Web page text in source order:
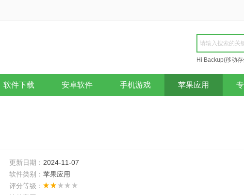
Hi Backup(移动
Repair
软件下载 安卓软件 手机游戏 苹果应用
更新日期： 2024-11-07
软件类别： 苹果应用
评分等级：